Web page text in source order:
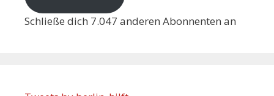
Schließe dich 7.047 anderen Abonnenten an